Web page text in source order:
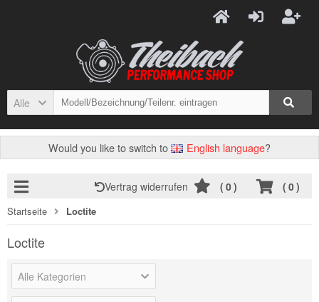
Alle
Would you like to switch to English language?
( 0)
Vertrag widerrufen ( 0)
Startseite Loctite
Loctite
Alle Kategorien